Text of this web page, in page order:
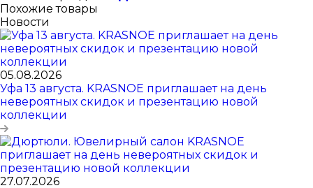
Похожие товары
Новости
05.08.2026
Уфа 13 августа. KRASNOE приглашает на день
невероятных скидок и презентацию новой
коллекции
27.07.2026